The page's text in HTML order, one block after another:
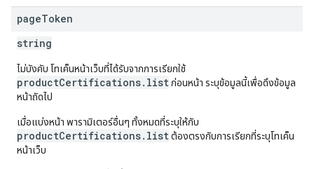
pageToken
string
ไม่บังคับ โทเค็นหน้าเว็บที่ได้รับจากการเรียกใช้
productCertifications.listก่อนหน้า ระบุข้อมูลนี้เพื่อดึงข้อมูล
หน้าถัดไป
เมื่อแบ่งหน้า พารามิเตอร์อื่นๆ ทั้งหมดที่ระบุให้กับ
productCertifications.listต้องตรงกับการเรียกที่ระบุโทเค็น
หน้าเว็บ